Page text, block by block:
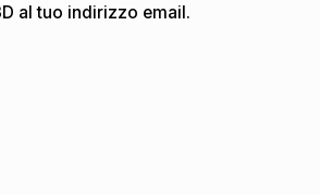
al tuo indirizzo email.